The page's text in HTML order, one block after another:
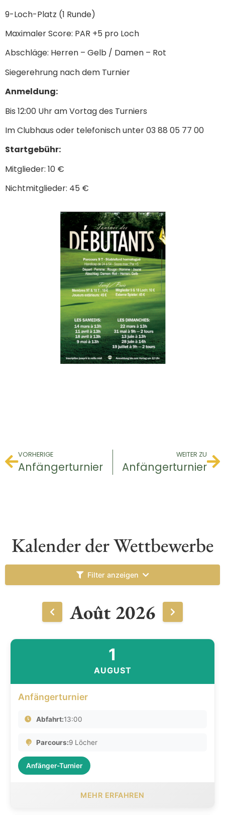
9-Loch-Platz (1 Runde)
Maximaler Score: PAR +5 pro Loch
Abschläge: Herren – Gelb / Damen – Rot
Siegerehrung nach dem Turnier
Anmeldung:
Bis 12:00 Uhr am Vortag des Turniers
Im Clubhaus oder telefonisch unter 03 88 05 77 00
Startgebühr:
Mitglieder: 10 €
Nichtmitglieder: 45 €
VORHERIGE
Anfängerturnier
WEITER ZU
Anfängerturnier
Kalender der Wettbewerbe
Filter anzeigen
Août 2026
1
AUGUST
Anfängerturnier
Abfahrt:13:00
Parcours:9 Löcher
Anfänger-Turnier
MEHR ERFAHREN